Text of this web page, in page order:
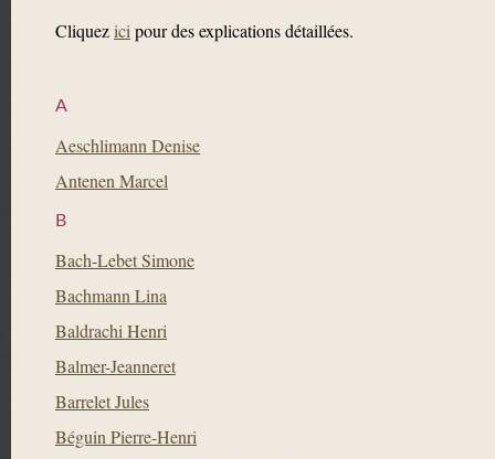
Cliquezici pour des explications détaillées.
A
Aeschlimann Denise
Antenen Marcel
B
Bach-Lebet Simone
Bachmann Lina
Baldrachi Henri
Balmer-Jeanneret
Barrelet Jules
Béguin Pierre-Henri